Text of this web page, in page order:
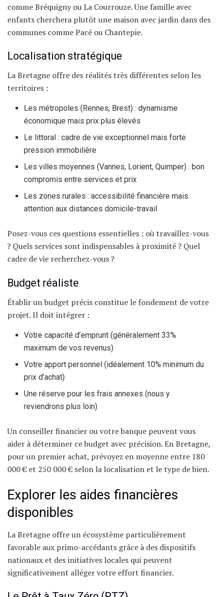
comme Bréquigny ou La Courrouze. Une famille avec
enfants cherchera plutôt une maison avec jardin dans des
communes comme Pacé ou Chantepie.
Localisation stratégique
La Bretagne offre des réalités très différentes selon les
territoires :
Les métropoles (Rennes, Brest) : dynamisme
économique mais prix plus élevés
Le littoral : cadre de vie exceptionnel mais forte
pression immobilière
Les villes moyennes (Vannes, Lorient, Quimper) : bon
compromis entre services et prix
Les zones rurales : accessibilité financière mais
attention aux distances domicile-travail
Posez-vous ces questions essentielles : où travaillez-vous
? Quels services sont indispensables à proximité ? Quel
cadre de vie recherchez-vous ?
Budget réaliste
Établir un budget précis constitue le fondement de votre
projet. Il doit intégrer :
Votre capacité d’emprunt (généralement 33%
maximum de vos revenus)
Votre apport personnel (idéalement 10% minimum du
prix d’achat)
Une réserve pour les frais annexes (nous y
reviendrons plus loin)
Un conseiller financier ou votre banque peuvent vous
aider à déterminer ce budget avec précision. En Bretagne,
pour un premier achat, prévoyez en moyenne entre 180
000 € et 250 000 € selon la localisation et le type de bien.
Explorer les aides financières
disponibles
La Bretagne offre un écosystème particulièrement
favorable aux primo-accédants grâce à des dispositifs
nationaux et des initiatives locales qui peuvent
significativement alléger votre effort financier.